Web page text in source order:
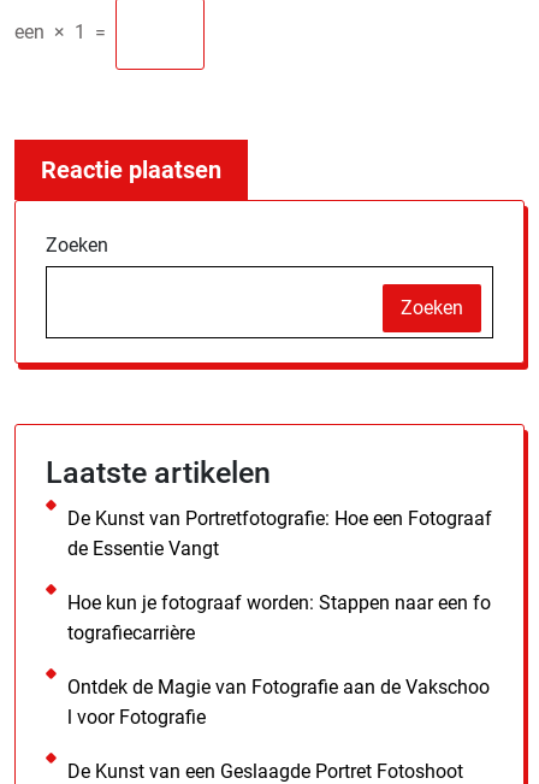
een × 1 =
Zoeken
Zoeken
Laatste artikelen
De Kunst van Portretfotografie: Hoe een Fotograaf
de Essentie Vangt
Hoe kun je fotograaf worden: Stappen naar een fo
tografiecarrière
Ontdek de Magie van Fotografie aan de Vakschoo
l voor Fotografie
De Kunst van een Geslaagde Portret Fotoshoot